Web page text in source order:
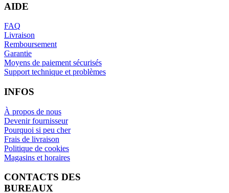
AIDE
FAQ
Livraison
Remboursement
Garantie
Moyens de paiement sécurisés
Support technique et problèmes
INFOS
À propos de nous
Devenir fournisseur
Pourquoi si peu cher
Frais de livraison
Politique de cookies
Magasins et horaires
CONTACTS DES
BUREAUX